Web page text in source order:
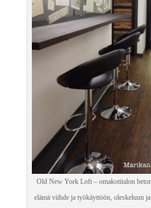
Old New York Loft – omakotitalon
elämä viihde ja työkäyttöön, oleskeluun